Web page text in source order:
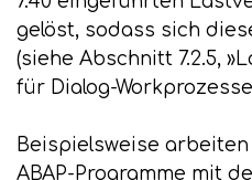
gelöst, sodass sich
(siehe Abschnitt 7.2.5,
für Dialog-
Beispielsweise
ABAP-Programme mit